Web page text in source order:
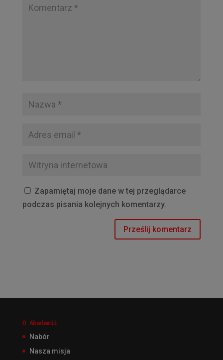
Zapamiętaj moje dane w tej przeglądarce
podczas pisania kolejnych komentarzy.
O Akademii
Nabór
Nasza misja